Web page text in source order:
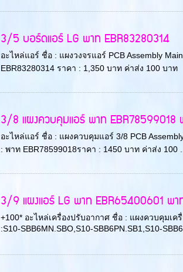
3/5 บอร์ดแอร์ LG พาท EBR83280314
อะไหล่แอร์ ชื่อ : แผงวงจรแอร์ PCB Assembly
EBR83280314 ราคา : 1,350 บาท ค่าส่ง 100 บาท
3/8 แผงควบคุมแอร์ พาท EBR78599018
อะไหล่แอร์ ชื่อ : แผงควบคุมแอร์ 3/8 PCB
: พาท EBR78599018ราคา : 1450 บาท ค่าส่ง 100 ...
3/9 แผงแอร์ LG พาท EBR65400601 พา
+100* อะไหล่เครื่องปรับอากาศ ชื่อ : แผงควบคุมเค
:S10-SBB6MN.SBO,S10-SBB6PN.SB1,S10-